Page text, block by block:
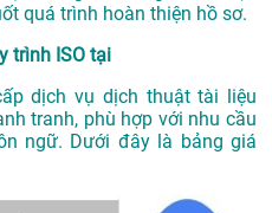
quá trình hoàn thiện hồ sơ.
trình ISO tại
dịch vụ dịch thuật tài liệu
tranh, phù hợp với nhu cầu
ngữ. Dưới đây là bảng giá